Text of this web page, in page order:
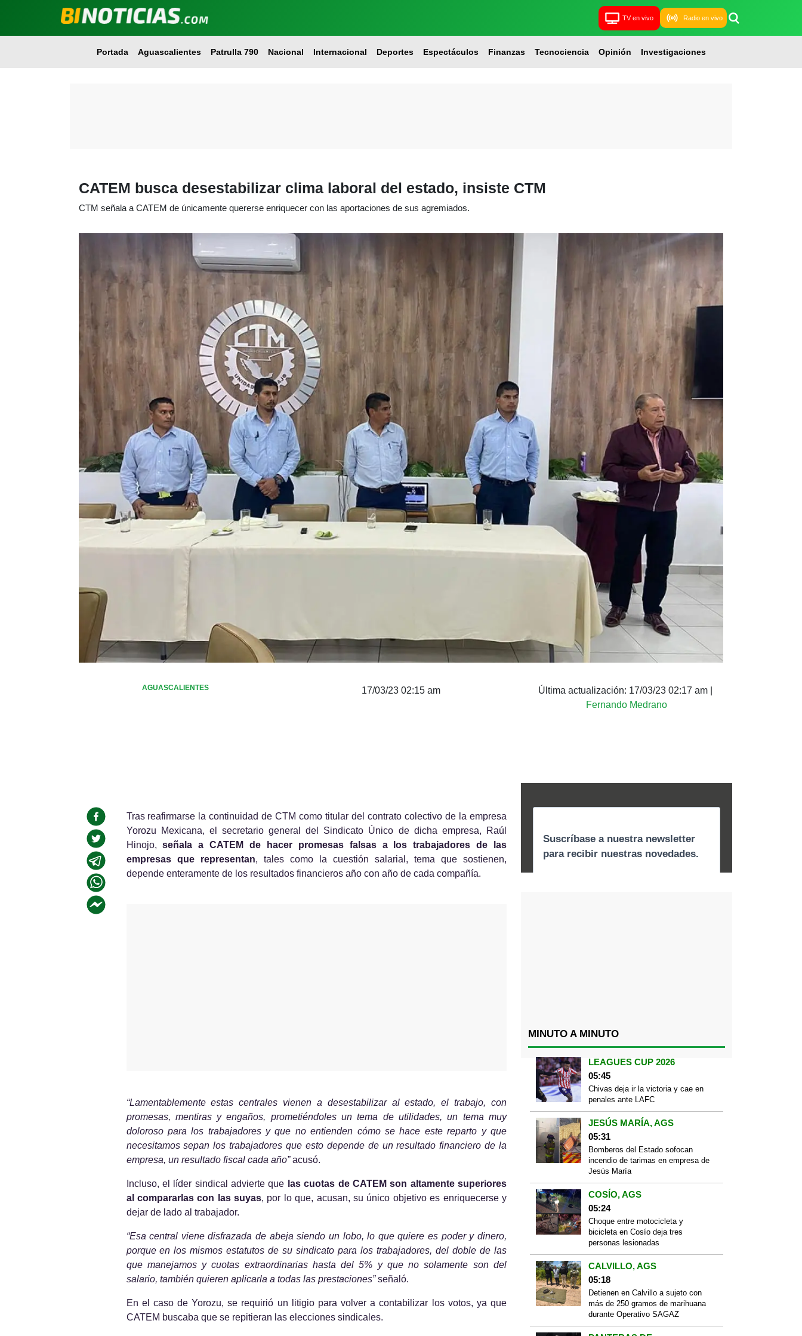
TV en vivo Radio en vivo
Portada Aguascalientes Patrulla 790 Nacional Internacional Deportes Espectáculos Finanzas Tecnociencia Opinión Investigaciones
CATEM busca desestabilizar clima laboral del estado, insiste CTM
CTM señala a CATEM de únicamente quererse enriquecer con las aportaciones de sus agremiados.
AGUASCALIENTES 17/03/23 02:15 am Última actualización: 17/03/23 02:17 am
Fernando Medrano
Tras reafirmarse la continuidad de CTM como titular del contrato colectivo de la empresa
Yorozu Mexicana, el secretario general del Sindicato Único de dicha empresa, Raúl
Hinojo, señala a CATEM de hacer promesas falsas a los trabajadores de las
empresas que representan, tales como la cuestión salarial, tema que sostienen,
depende enteramente de los resultados financieros año con año de cada compañía.
“Lamentablemente estas centrales vienen a desestabilizar al estado, el trabajo, con
promesas, mentiras y engaños, prometiéndoles un tema de utilidades, un tema muy
doloroso para los trabajadores y que no entienden cómo se hace este reparto y que
necesitamos sepan los trabajadores que esto depende de un resultado financiero de la
empresa, un resultado fiscal cada año” acusó.
Incluso, el líder sindical advierte que las cuotas de CATEM son altamente superiores
al compararlas con las suyas, por lo que, acusan, su único objetivo es enriquecerse y
dejar de lado al trabajador.
“Esa central viene disfrazada de abeja siendo un lobo, lo que quiere es poder y dinero,
porque en los mismos estatutos de su sindicato para los trabajadores, del doble de las
que manejamos y cuotas extraordinarias hasta del 5% y que no solamente son del
salario, también quieren aplicarla a todas las prestaciones” señaló.
En el caso de Yorozu, se requirió un litigio para volver a contabilizar los votos, ya que
CATEM buscaba que se repitieran las elecciones sindicales.
MINUTO A MINUTO
LEAGUES CUP 2026
05:45
Chivas deja ir la victoria y cae en
penales ante LAFC
JESÚS MARÍA, AGS
05:31
Bomberos del Estado sofocan
incendio de tarimas en empresa de
Jesús María
COSÍO, AGS
05:24
Choque entre motocicleta y
bicicleta en Cosío deja tres
personas lesionadas
CALVILLO, AGS
05:18
Detienen en Calvillo a sujeto con
más de 250 gramos de marihuana
durante Operativo SAGAZ